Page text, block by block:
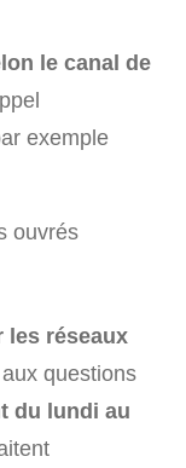
le canal de
exemple
ouvrés
les réseaux
questions
du lundi au